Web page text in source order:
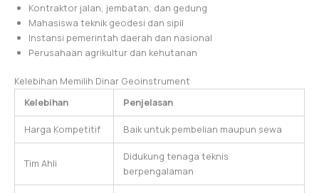
Kontraktor jalan, jembatan, dan gedung
Mahasiswa teknik geodesi dan sipil
Instansi pemerintah daerah dan nasional
Perusahaan agrikultur dan kehutanan
Kelebihan Memilih Dinar Geoinstrument
Kelebihan
Penjelasan
Harga Kompetitif Baik untuk pembelian maupun sewa
Tim Ahli
Didukung tenaga teknis
berpengalaman